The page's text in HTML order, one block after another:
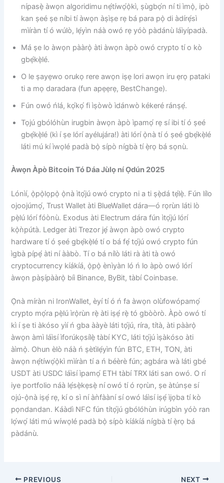
nípasẹ̀ àwọn algoridimu nẹ́tíwọ́ọ̀kì, ṣùgbọ́n ní ti ìmọ̀, ipò
kan ṣeé ṣe níbi tí àwọn àṣìṣe rẹ bá para pọ̀ di àdírẹ́sì
mìíràn tí ó wúlò, lẹ́yìn náà owó rẹ yóò pàdánù láìyípadà.
Má ṣe lo àwọn pààrọ̀ àti àwọn àpò owó crypto tí o kò
gbẹ́kẹ̀lé.
O le ṣayẹwo orukọ rere awọn iṣẹ lori awọn iru ẹrọ pataki
ti a mọ daradara (fun apẹẹrẹ, BestChange).
Fún owó ńlá, kọ́kọ́ fi ìṣòwò ìdánwò kékeré ránṣẹ́.
Tọjú gbólóhùn irugbin àwọn àpò ìpamọ́ rẹ sí ibi tí ó ṣeé
gbẹ́kẹ̀lé (kì í ṣe lórí ayélujára!) àti lórí ọ̀nà tí ó ṣeé gbẹ́kẹ̀lé
láti mú kí ìwọlé padà bọ̀ sípò nígbà tí ẹ̀rọ bá sọnù.
Àwọn Àpò Bitcoin Tó Dáa Jùlọ ní Ọdún 2025
Lónìí, ọ̀pọ̀lọpọ̀ ọ̀nà ìtọ́jú owó crypto ni a ti ṣẹ̀dá tẹ́lẹ̀. Fún lílo
ojoojúmọ́, Trust Wallet àti BlueWallet dára—ó rọrùn láti lò
pẹ̀lú lórí fóònù. Exodus àti Electrum dára fún ìtọ́jú lórí
kọ̀ǹpútà. Ledger àti Trezor jẹ́ àwọn àpò owó crypto
hardware tí ó ṣeé gbẹ́kẹ̀lé tí o bá fẹ́ tọ́jú owó crypto fún
ìgbà pípẹ́ àti ní ààbò. Tí o bá nílò láti rà àti tà owó
cryptocurrency kíákíá, ọ̀pọ̀ ènìyàn ló ń lo àpò owó lórí
àwọn pàṣípààrọ̀ bíi Binance, ByBit, tàbí Coinbase.
Ọ̀nà míràn ni IronWallet, èyí tí ó ń fa àwọn olùfowópamọ́
crypto mọ́ra pẹ̀lú ìrọ̀rùn rẹ̀ àti iṣẹ́ rẹ̀ tó gbòòrò. Àpò owó tí
kì í ṣe ti àkóso yìí ń gba ààyè láti tọ́jú, ríra, títà, àti pààrọ̀
àwọn àmì láìsí ìforúkọsílẹ̀ tàbí KYC, láti tọ́jú ìṣàkóso àti
àìmọ̀. Ohun èlò náà ń ṣètìlẹ́yìn fún BTC, ETH, TON, àti
àwọn nẹ́tíwọ́ọ̀kì mìíràn tí a ń béèrè fún; agbára wà láti gbé
USDT àti USDC láìsí ìpamọ́ ETH tàbí TRX láti san owó. O rí
iye portfolio náà lẹ́sẹ̀kẹsẹ̀ ní owó tí ó rọrùn, ṣe àtúnṣe sí
ojú-ọ̀nà iṣẹ́ rẹ, kí o sì ní àǹfààní sí owó láìsí iṣẹ́ ìjọba tí kò
pọndandan. Káàdì NFC fún títọ́jú gbólóhùn irúgbìn yóò ran
lọ́wọ́ láti mú wíwọlé padà bọ̀ sípò kíákíá nígbà tí ẹ̀rọ bá
pàdánù.
PREVIOUS NEXT